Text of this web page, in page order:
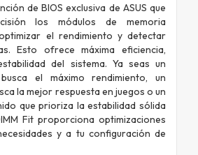
de BIOS exclusiva de ASUS que
los módulos de memoria
el rendimiento y detectar
Esto ofrece máxima eficiencia,
del sistema. Ya seas un
el máximo rendimiento, un
la mejor respuesta en juegos o un
que prioriza la estabilidad sólida
Fit proporciona optimizaciones
y a tu configuración de